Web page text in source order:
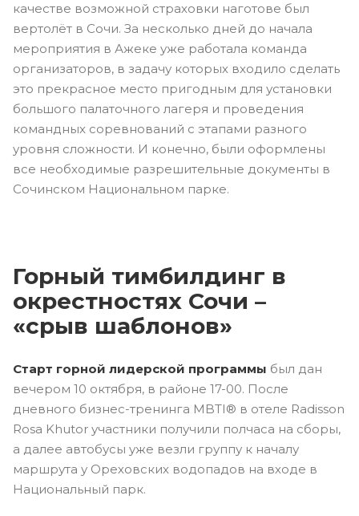
качестве возможной страховки наготове был
вертолёт в Сочи. За несколько дней до начала
мероприятия в Ажеке уже работала команда
организаторов, в задачу которых входило сделать
это прекрасное место пригодным для установки
большого палаточного лагеря и проведения
командных соревнований с этапами разного
уровня сложности. И конечно, были оформлены
все необходимые разрешительные документы в
Сочинском Национальном парке.
Горный тимбилдинг в
окрестностях Сочи –
«срыв шаблонов»
Старт горной лидерской программы был дан
вечером 10 октября, в районе 17-00. После
дневного бизнес-тренинга MBTI® в отеле Radisson
Rosa Khutor участники получили полчаса на сборы,
а далее автобусы уже везли группу к началу
маршрута у Ореховских водопадов на входе в
Национальный парк.